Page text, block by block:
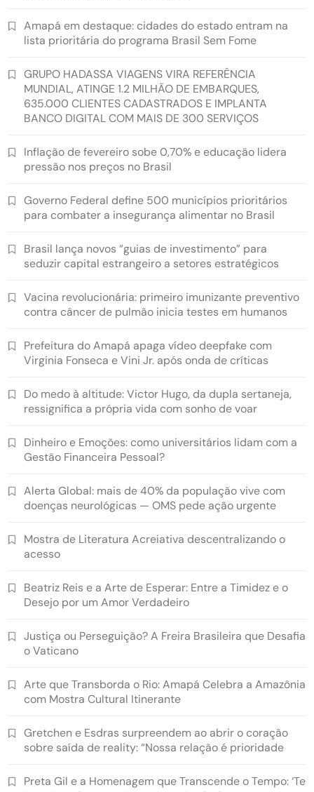
Amapá em destaque: cidades do estado entram na
lista prioritária do programa Brasil Sem Fome
GRUPO HADASSA VIAGENS VIRA REFERÊNCIA
MUNDIAL, ATINGE 1.2 MILHÃO DE EMBARQUES,
635.000 CLIENTES CADASTRADOS E IMPLANTA
BANCO DIGITAL COM MAIS DE 300 SERVIÇOS
Inflação de fevereiro sobe 0,70% e educação lidera
pressão nos preços no Brasil
Governo Federal define 500 municípios prioritários
para combater a insegurança alimentar no Brasil
Brasil lança novos “guias de investimento” para
seduzir capital estrangeiro a setores estratégicos
Vacina revolucionária: primeiro imunizante preventivo
contra câncer de pulmão inicia testes em humanos
Prefeitura do Amapá apaga vídeo deepfake com
Virginia Fonseca e Vini Jr. após onda de críticas
Do medo à altitude: Victor Hugo, da dupla sertaneja,
ressignifica a própria vida com sonho de voar
Dinheiro e Emoções: como universitários lidam com a
Gestão Financeira Pessoal?
Alerta Global: mais de 40% da população vive com
doenças neurológicas — OMS pede ação urgente
Mostra de Literatura Acreiativa descentralizando o
acesso
Beatriz Reis e a Arte de Esperar: Entre a Timidez e o
Desejo por um Amor Verdadeiro
Justiça ou Perseguição? A Freira Brasileira que Desafia
o Vaticano
Arte que Transborda o Rio: Amapá Celebra a Amazônia
com Mostra Cultural Itinerante
Gretchen e Esdras surpreendem ao abrir o coração
sobre saída de reality: “Nossa relação é prioridade
Preta Gil e a Homenagem que Transcende o Tempo: ‘Te